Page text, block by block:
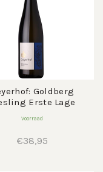
Goldberg
Erste Lage
Voorraad
€38,95